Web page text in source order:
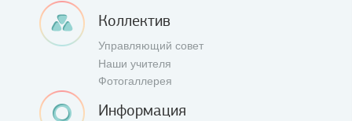
Коллектив
Управляющий совет
Наши учителя
Фотогаллерея
Информация